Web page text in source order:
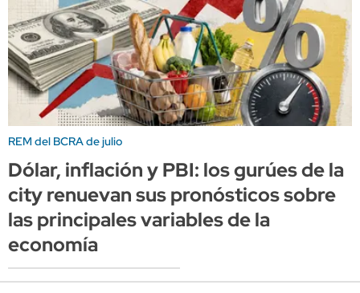
REM del BCRA de julio
Dólar, inflación y PBI: los gurúes de la
city renuevan sus pronósticos sobre
las principales variables de la
economía